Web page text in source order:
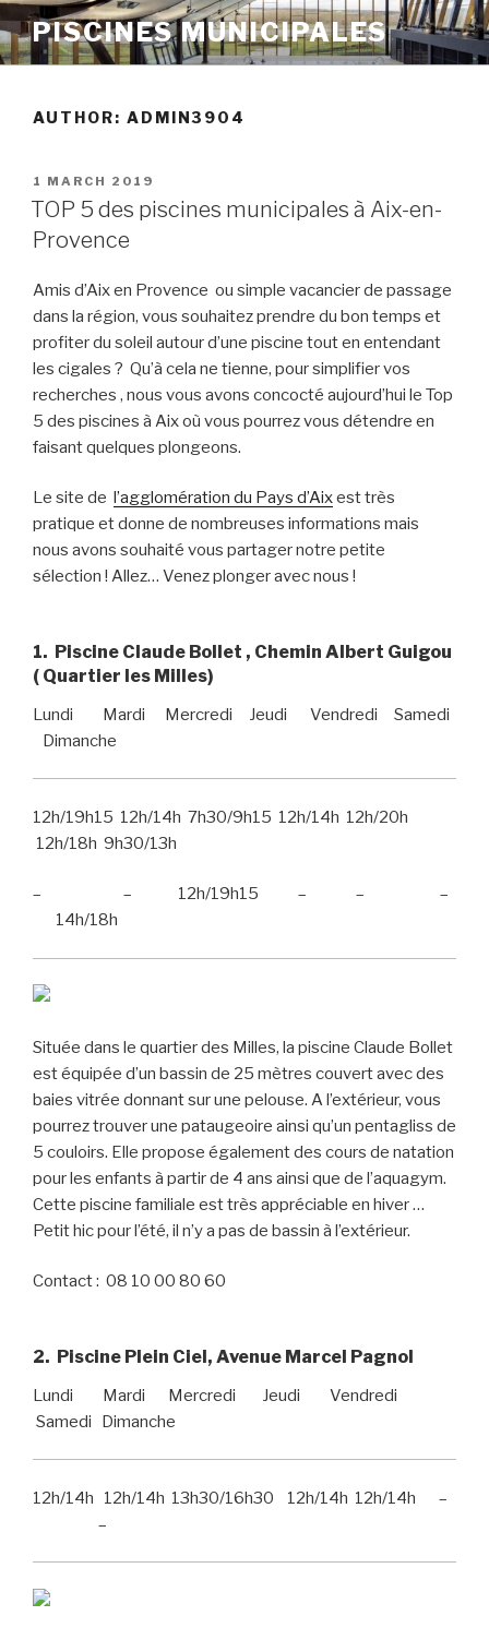
Skip
to
content
PISCINES MUNICIPALES
AUTHOR: ADMIN3904
POSTED
ON
1 MARCH 2019
TOP 5 des piscines municipales à Aix-en-
Provence
Amis d’Aix en Provence ou simple vacancier de passage
dans la région, vous souhaitez prendre du bon temps et
profiter du soleil autour d’une piscine tout en entendant
les cigales ? Qu’à cela ne tienne, pour simplifier vos
recherches , nous vous avons concocté aujourd’hui le Top
5 des piscines à Aix où vous pourrez vous détendre en
faisant quelques plongeons.
Le site de l’agglomération du Pays d’Aixest très
pratique et donne de nombreuses informations mais
nous avons souhaité vous partager notre petite
sélection ! Allez… Venez plonger avec nous !
1. Piscine Claude Bollet , Chemin Albert Guigou
( Quartier les Milles)
Lundi Mardi Mercredi Jeudi Vendredi Samedi
Dimanche
12h/19h15 12h/14h 7h30/9h15 12h/14h 12h/20h
12h/18h 9h30/13h
– – 12h/19h15 – – –
14h/18h
Située dans le quartier des Milles, la piscine Claude Bollet
est équipée d’un bassin de 25 mètres couvert avec des
baies vitrée donnant sur une pelouse. A l’extérieur, vous
pourrez trouver une pataugeoire ainsi qu’un pentagliss de
5 couloirs. Elle propose également des cours de natation
pour les enfants à partir de 4 ans ainsi que de l’aquagym.
Cette piscine familiale est très appréciable en hiver …
Petit hic pour l’été, il n’y a pas de bassin à l’extérieur.
Contact : 08 10 00 80 60
2. Piscine Plein Ciel, Avenue Marcel Pagnol
Lundi Mardi Mercredi Jeudi Vendredi
Samedi Dimanche
12h/14h 12h/14h 13h30/16h30 12h/14h 12h/14h –
–